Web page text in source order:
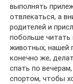
выполнять
отвлекаться, а
родителей и
побольше читать
животных, нашей
конечно же,
спать по
спортом, чтобы